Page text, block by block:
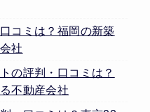
コミは？福岡の新築
社
の評判・口コミは？
不動産会社